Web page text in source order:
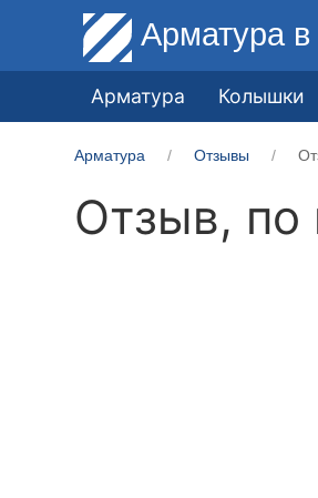
Арматура
Арматура Колышки
Арматура Отзывы
Отзыв,